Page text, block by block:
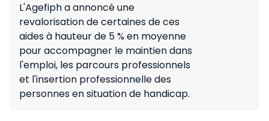
L'Agefiph a annoncé une
revalorisation de certaines de ces
aides à hauteur de 5 % en moyenne
pour accompagner le maintien dans
l'emploi, les parcours professionnels
et l'insertion professionnelle des
personnes en situation de handicap.